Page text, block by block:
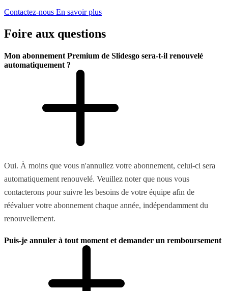
Contactez-nous En savoir plus
Foire aux questions
Mon abonnement Premium de Slidesgo sera-t-il renouvelé
automatiquement ?
Oui. À moins que vous n'annuliez votre abonnement, celui-ci sera
automatiquement renouvelé. Veuillez noter que nous vous
contacterons pour suivre les besoins de votre équipe afin de
réévaluer votre abonnement chaque année, indépendamment du
renouvellement.
Puis-je annuler à tout moment et demander un remboursement